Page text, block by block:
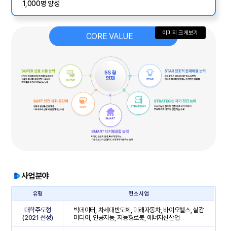
1,000명 양성
이미지 크게보기
CORE VALUE
사업분야
유형 컨소시엄
대학주도형
(2021 선정)
빅데이터, 차세대반도체, 미래자동차, 바이오헬스, 실감
미디어, 인공지능, 지능형로봇, 에너지신산업